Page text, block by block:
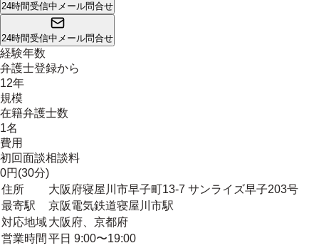
24時間受信中 メール問合せ
24時間受信中 メール問合せ
経験年数
弁護士登録から
12年
規模
在籍弁護士数
1名
費用
初回面談相談料
0円(30分)
住所
大阪府寝屋川市早子町13-7 サンライズ早子203号
最寄駅
京阪電気鉄道寝屋川市駅
対応地域大阪府、京都府
営業時間 平日 9:00〜19:00